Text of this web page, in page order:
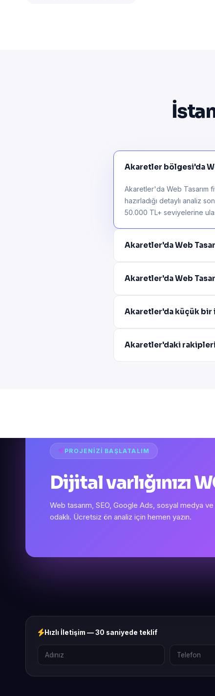
Akaretler bölgesi'da
Akaretler'da Web Tasarım
hazırladığı detaylı analiz
50.000 TL+ seviyelerine
Akaretler'da Web
Akaretler'da Web
Akaretler'da küçük bir
Akaretler'daki
PROJENIZI BAŞLATALIM
Dijital varlığınızı
Web tasarım, SEO, Google Ads, sosyal medya
odaklı. Ücretsiz ön analiz için hemen yazın.
Hızlı İletişim — 30 saniyede teklif